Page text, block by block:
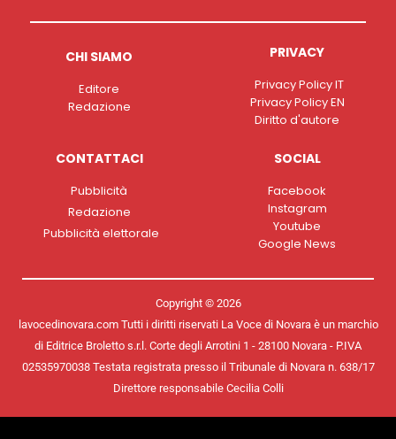
CHI SIAMO
Editore
Redazione
PRIVACY
Privacy Policy IT
Privacy Policy EN
Diritto d'autore
CONTATTACI
Pubblicità
Redazione
Pubblicità elettorale
SOCIAL
Facebook
Instagram
Youtube
Google News
Copyright © 2026
lavocedinovara.com Tutti i diritti riservati La Voce di Novara è un marchio
di Editrice Broletto s.r.l. Corte degli Arrotini 1 - 28100 Novara - P.IVA
02535970038 Testata registrata presso il Tribunale di Novara n. 638/17
Direttore responsabile Cecilia Colli